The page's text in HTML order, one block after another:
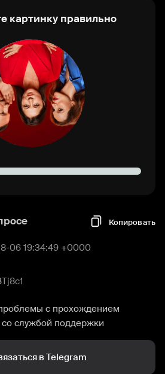
картинку правильно
Копировать
06 19:34:49 +0000
с прохождением
службой поддержки
в Telegram